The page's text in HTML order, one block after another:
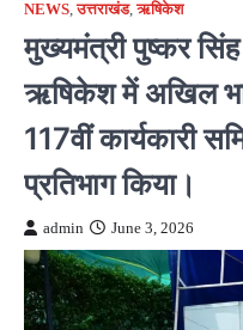
NEWS,उत्तराखंड,ऋषिकेश
मुख्यमंत्री पुष्कर
ऋषिकेश में अखिल
117वीं कार्यकारी
प्रतिभाग किया।
admin June 3, 2026